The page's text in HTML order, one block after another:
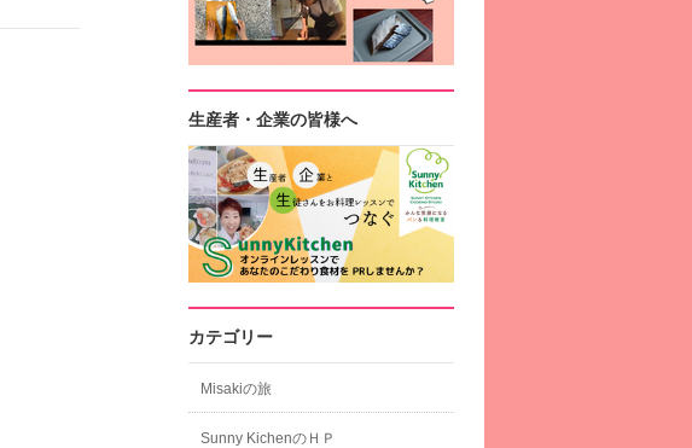
生産者・企業の皆様へ
カテゴリー
Misakiの旅
Sunny KichenのＨＰ